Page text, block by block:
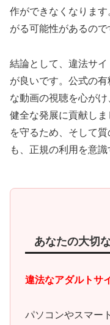
作ができなくなりま
がる可能性があるので
結論として、違法サ
が良いです。公式の
な動画の視聴を心が
健全な発展に貢献し
を守るため、そして
も、正規の利用を意識
あなたの大切
違法なアダルトサ
パソコンやスマー